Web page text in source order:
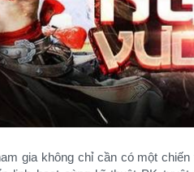
gia không chỉ cần có một